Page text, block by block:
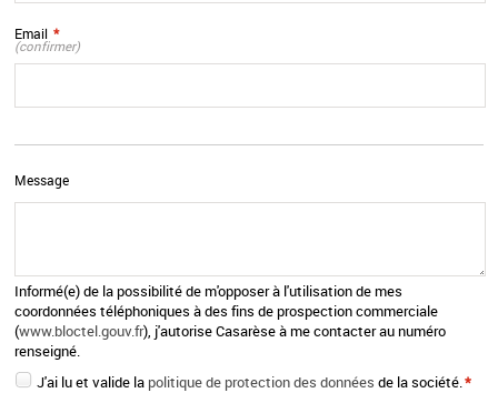
Email *
(confirmer)
Message
Informé(e) de la possibilité de m'opposer à l'utilisation de mes
coordonnées téléphoniques à des fins de prospection commerciale
(www.bloctel.gouv.fr), j'autorise Casarèse à me contacter au numéro
renseigné.
J'ai lu et valide la politique de protection des données de la société.*